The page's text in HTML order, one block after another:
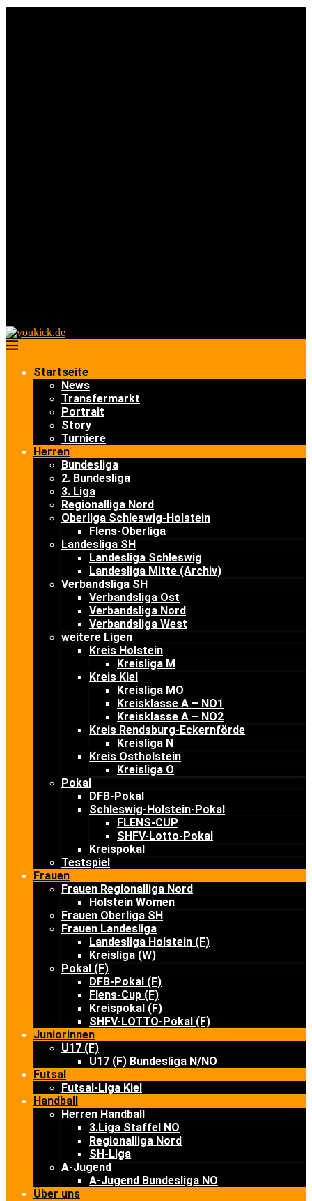
Startseite
News
Transfermarkt
Portrait
Story
Turniere
Herren
Bundesliga
2. Bundesliga
3. Liga
Regionalliga Nord
Oberliga Schleswig-Holstein
Flens-Oberliga
Landesliga SH
Landesliga Schleswig
Landesliga Mitte (Archiv)
Verbandsliga SH
Verbandsliga Ost
Verbandsliga Nord
Verbandsliga West
weitere Ligen
Kreis Holstein
Kreisliga M
Kreis Kiel
Kreisliga MO
Kreisklasse A – NO1
Kreisklasse A – NO2
Kreis Rendsburg-Eckernförde
Kreisliga N
Kreis Ostholstein
Kreisliga O
Pokal
DFB-Pokal
Schleswig-Holstein-Pokal
FLENS-CUP
SHFV-Lotto-Pokal
Kreispokal
Testspiel
Frauen
Frauen Regionalliga Nord
Holstein Women
Frauen Oberliga SH
Frauen Landesliga
Landesliga Holstein (F)
Kreisliga (W)
Pokal (F)
DFB-Pokal (F)
Flens-Cup (F)
Kreispokal (F)
SHFV-LOTTO-Pokal (F)
Juniorinnen
U17 (F)
U17 (F) Bundesliga N/NO
Futsal
Futsal-Liga Kiel
Handball
Herren Handball
3.Liga Staffel NO
Regionalliga Nord
SH-Liga
A-Jugend
A-Jugend Bundesliga NO
Über uns